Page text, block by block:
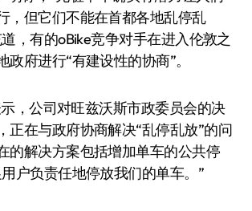
，但它们不能在首都各地乱停乱
，有的oBike竞争对手在进入伦敦之
政府进行“有建设性的协商”。
，公司对旺兹沃斯市政委员会的决
正在与政府协商解决“乱停乱放”的问
的解决方案包括增加单车的公共停
户负责任地停放我们的单车。”